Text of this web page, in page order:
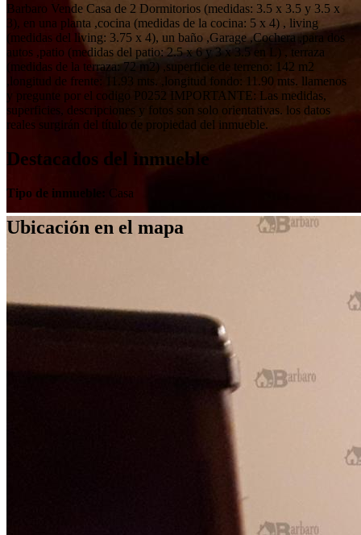
Barbaro Vende Casa de 2 Dormitorios (medidas: 3.5 x 3.5 y 3.5 x
3), en una planta ,cocina (medidas de la cocina: 5 x 4) , living
(medidas del living: 3.75 x 4), un baño ,Garage ,Cochera ,para dos
autos ,patio (medidas del patio: 2.5 x 6 y 3 x 3.5 en L) , terraza
(medidas de la terraza: 72 m2) ,superficie de terreno: 142 m2
,longitud de frente: 11.93 mts. ,longitud fondo: 11.90 mts. llamenos
y pregunte por el codigo P0252 IMPORTANTE: Las medidas,
superficies, descripciones y fotos son solo orientativas. los datos
reales surgirán del título de propiedad del inmueble.
Destacados del inmueble
Tipo de inmueble: Casa
Ubicación en el mapa